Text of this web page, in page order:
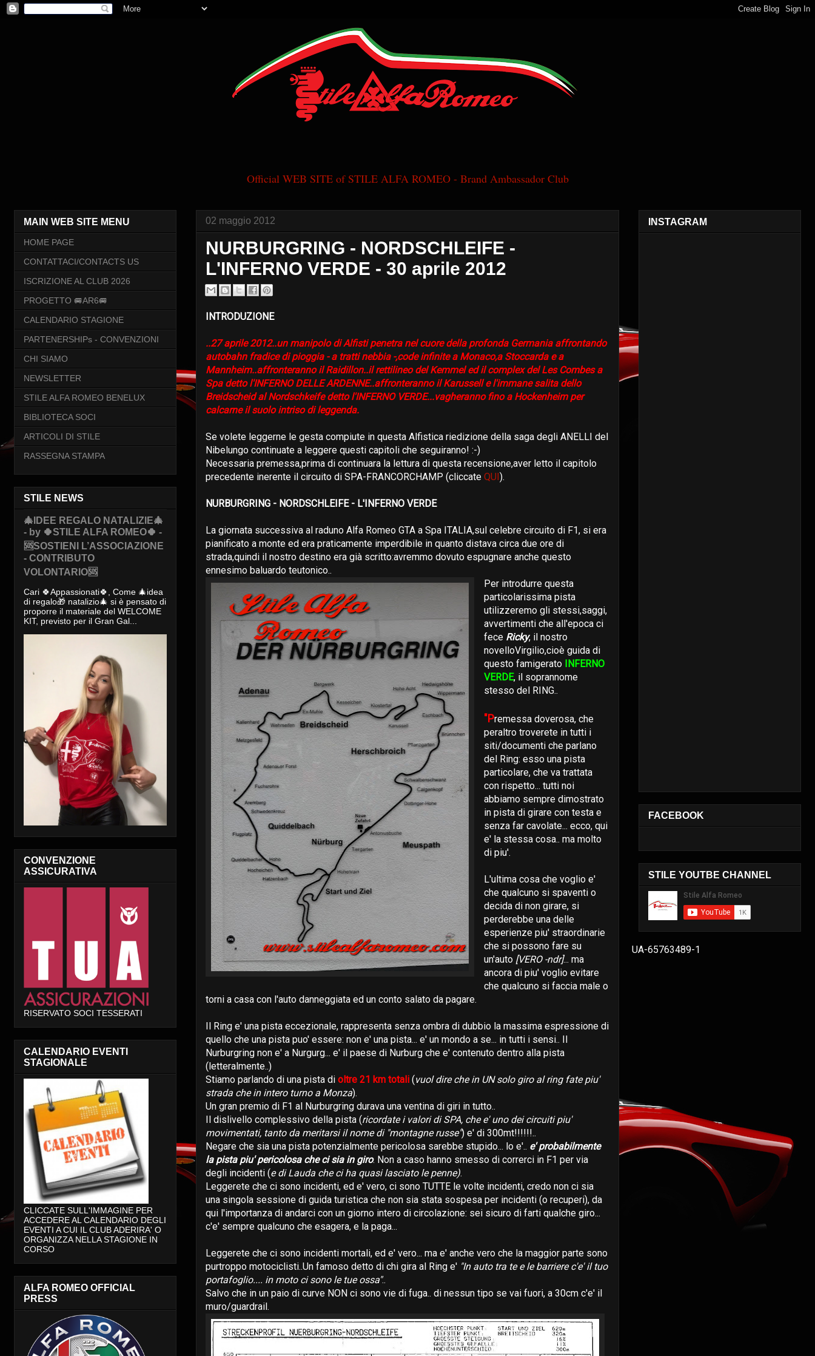
Official WEB SITE of STILE ALFA ROMEO - Brand Ambassador Club
02 maggio 2012
NURBURGRING - NORDSCHLEIFE -
L'INFERNO VERDE - 30 aprile 2012
INTRODUZIONE
..27 aprile 2012..un manipolo di Alfisti penetra nel cuore della profonda Germania affrontando
autobahn fradice di pioggia - a tratti nebbia -,code infinite a Monaco,a Stoccarda e a
Mannheim..affronteranno il Raidillon..il rettilineo del Kemmel ed il complex del Les Combes a
Spa detto l'INFERNO DELLE ARDENNE..affronteranno il Karussell e l'immane salita dello
Breidscheid al Nordschkeife detto l'INFERNO VERDE...vagheranno fino a Hockenheim per
calcarne il suolo intriso di leggenda.
Se volete leggerne le gesta compiute in questa Alfistica riedizione della saga degli ANELLI del
Nibelungo continuate a leggere questi capitoli che seguiranno! :-)
Necessaria premessa,prima di continuara la lettura di questa recensione,aver letto il capitolo
precedente inerente il circuito di SPA-FRANCORCHAMP (cliccate QUI).
NURBURGRING - NORDSCHLEIFE - L'INFERNO VERDE
La giornata successiva al raduno Alfa Romeo GTA a Spa ITALIA,sul celebre circuito di F1, si era
pianificato a monte ed era praticamente imperdibile in quanto distava circa due ore di
strada,quindi il nostro destino era già scritto:avremmo dovuto espugnare anche questo
ennesimo baluardo teutonico..
Per introdurre questa
particolarissima pista
utilizzeremo gli stessi,saggi,
avvertimenti che all'epoca ci
fece Ricky, il nostro
novelloVirgilio,cioè guida di
questo famigerato INFERNO
VERDE, il soprannome
stesso del RING..
"Premessa doverosa, che
peraltro troverete in tutti i
siti/documenti che parlano
del Ring: esso una pista
particolare, che va trattata
con rispetto... tutti noi
abbiamo sempre dimostrato
in pista di girare con testa e
senza far cavolate... ecco, qui
e' la stessa cosa.. ma molto
di piu'.
L'ultima cosa che voglio e'
che qualcuno si spaventi o
decida di non girare, si
perderebbe una delle
esperienze piu' straordinarie
che si possono fare su
un'auto [VERO -ndr]... ma
ancora di piu' voglio evitare
che qualcuno si faccia male o
torni a casa con l'auto danneggiata ed un conto salato da pagare.
Il Ring e' una pista eccezionale, rappresenta senza ombra di dubbio la massima espressione di
quello che una pista puo' essere: non e' una pista... e' un mondo a se... in tutti i sensi.. Il
Nurburgring non e' a Nurgurg... e' il paese di Nurburg che e' contenuto dentro alla pista
(letteralmente..)
Stiamo parlando di una pista di oltre 21 km totali (vuol dire che in UN solo giro al ring fate piu'
strada che in intero turno a Monza).
Un gran premio di F1 al Nurburgring durava una ventina di giri in tutto..
Il dislivello complessivo della pista (ricordate i valori di SPA, che e' uno dei circuiti piu'
movimentati, tanto da meritarsi il nome di "montagne russe") e' di 300mt!!!!!!..
Negare che sia una pista potenzialmente pericolosa sarebbe stupido... lo e'.. e' probabilmente
la pista piu' pericolosa che ci sia in giro. Non a caso hanno smesso di correrci in F1 per via
degli incidenti (e di Lauda che ci ha quasi lasciato le penne).
Leggerete che ci sono incidenti, ed e' vero, ci sono TUTTE le volte incidenti, credo non ci sia
una singola sessione di guida turistica che non sia stata sospesa per incidenti (o recuperi), da
qui l'importanza di andarci con un giorno intero di circolazione: sei sicuro di farti qualche giro...
c'e' sempre qualcuno che esagera, e la paga...
Leggerete che ci sono incidenti mortali, ed e' vero... ma e' anche vero che la maggior parte sono
purtroppo motociclisti..Un famoso detto di chi gira al Ring e' "In auto tra te e le barriere c'e' il tuo
portafoglio.... in moto ci sono le tue ossa"..
Salvo che in un paio di curve NON ci sono vie di fuga.. di nessun tipo se vai fuori, a 30cm c'e' il
muro/guardrail.
MAIN WEB SITE MENU
HOME PAGE
CONTATTACI/CONTACTS US
ISCRIZIONE AL CLUB 2026
PROGETTO 🚐AR6🚐
CALENDARIO STAGIONE
PARTENERSHIPs - CONVENZIONI
CHI SIAMO
NEWSLETTER
STILE ALFA ROMEO BENELUX
BIBLIOTECA SOCI
ARTICOLI DI STILE
RASSEGNA STAMPA
STILE NEWS
🎄IDEE REGALO NATALIZIE🎄
- by 🍀STILE ALFA ROMEO🍀 -
🆘SOSTIENI L’ASSOCIAZIONE
- CONTRIBUTO
VOLONTARIO🆘
Cari 🍀Appassionati🍀, Come 🎄idea
di regalo🎁 natalizio🎄 si è pensato di
proporre il materiale del WELCOME
KIT, previsto per il Gran Gal...
CONVENZIONE
ASSICURATIVA
RISERVATO SOCI TESSERATI
CALENDARIO EVENTI
STAGIONALE
CLICCATE SULL'IMMAGINE PER
ACCEDERE AL CALENDARIO DEGLI
EVENTI A CUI IL CLUB ADERIRA' O
ORGANIZZA NELLA STAGIONE IN
CORSO
ALFA ROMEO OFFICIAL
PRESS
INSTAGRAM
FACEBOOK
STILE YOUTBE CHANNEL
UA-65763489-1